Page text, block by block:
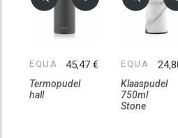
EQUA
Termopudel
hall
45,47 € EQUA
Klaaspudel
750ml
Stone